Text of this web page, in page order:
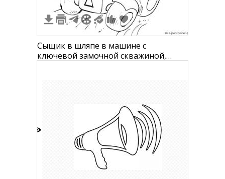
1
Сыщик в шляпе в машине с
ключевой замочной скважиной,